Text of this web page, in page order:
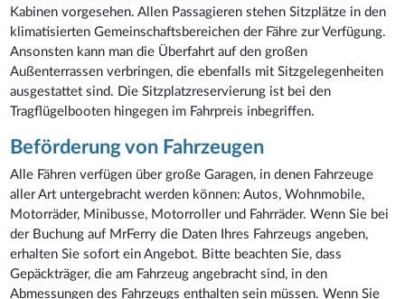
Kabinen vorgesehen. Allen Passagieren stehen Sitzplätze in den
klimatisierten Gemeinschaftsbereichen der Fähre zur Verfügung.
Ansonsten kann man die Überfahrt auf den großen
Außenterrassen verbringen, die ebenfalls mit Sitzgelegenheiten
ausgestattet sind. Die Sitzplatzreservierung ist bei den
Tragflügelbooten hingegen im Fahrpreis inbegriffen.
Beförderung von Fahrzeugen
Alle Fähren verfügen über große Garagen, in denen Fahrzeuge
aller Art untergebracht werden können: Autos, Wohnmobile,
Motorräder, Minibusse, Motorroller und Fahrräder. Wenn Sie bei
der Buchung auf MrFerry die Daten Ihres Fahrzeugs angeben,
erhalten Sie sofort ein Angebot. Bitte beachten Sie, dass
Gepäckträger, die am Fahrzeug angebracht sind, in den
Abmessungen des Fahrzeugs enthalten sein müssen. Wenn Sie